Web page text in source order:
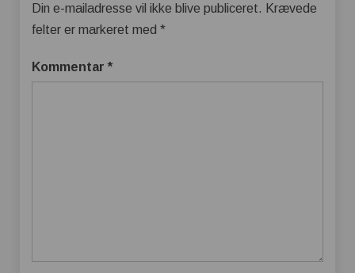
Din e-mailadresse vil ikke blive publiceret. Krævede
felter er markeret med *
Kommentar *